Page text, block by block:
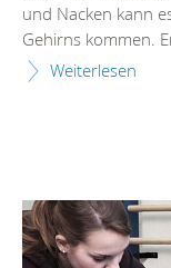
und Nacken kann
Gehirns kommen.
Weiterlesen